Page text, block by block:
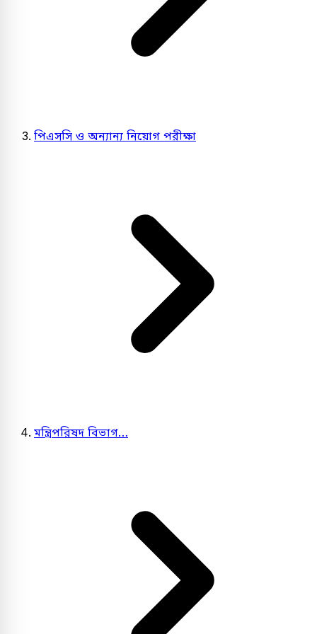
পিএসসি ও অন্যান্য নিয়োগ পরীক্ষা
মন্ত্রিপরিষদ বিভাগ…